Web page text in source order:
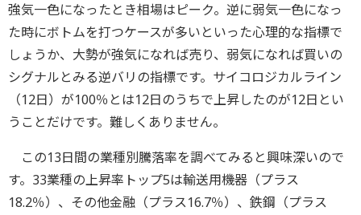
強気一色になったとき相場はピーク。逆に弱気一色になっ
た時にボトムを打つケースが多いといった心理的な指標で
しょうか、大勢が強気になれば売り、弱気になれば買いの
シグナルとみる逆バリの指標です。サイコロジカルライン
（12日）が100％とは12日のうちで上昇したのが12日とい
うことだけです。難しくありません。
この13日間の業種別騰落率を調べてみると興味深いので
す。33業種の上昇率トップ5は輸送用機器（プラス
18.2％）、その他金融（プラス16.7％）、鉄鋼（プラス